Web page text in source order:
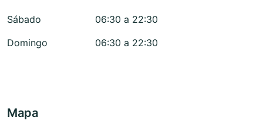
Sábado
06:30 a 22:30
Domingo
06:30 a 22:30
Mapa